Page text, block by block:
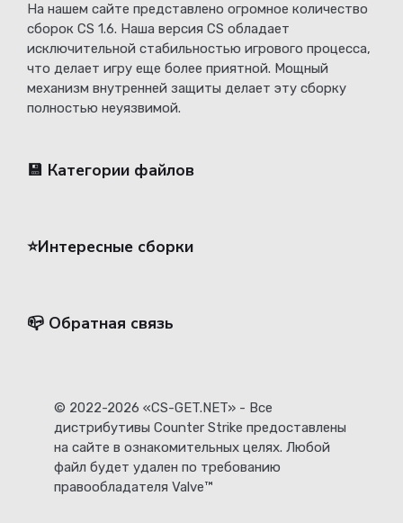
На нашем сайте представлено огромное количество
сборок CS 1.6. Наша версия CS обладает
исключительной стабильностью игрового процесса,
что делает игру еще более приятной. Мощный
механизм внутренней защиты делает эту сборку
полностью неуязвимой.
💾 Категории файлов
⭐️Интересные сборки
📪 Обратная связь
© 2022-2026 «CS-GET.NET» - Все
дистрибутивы Counter Strike предоставлены
на сайте в ознакомительных целях. Любой
файл будет удален по требованию
правообладателя Valve™